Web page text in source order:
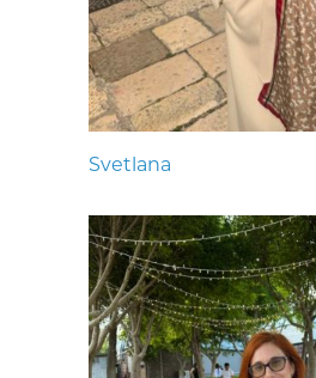
Svetlana